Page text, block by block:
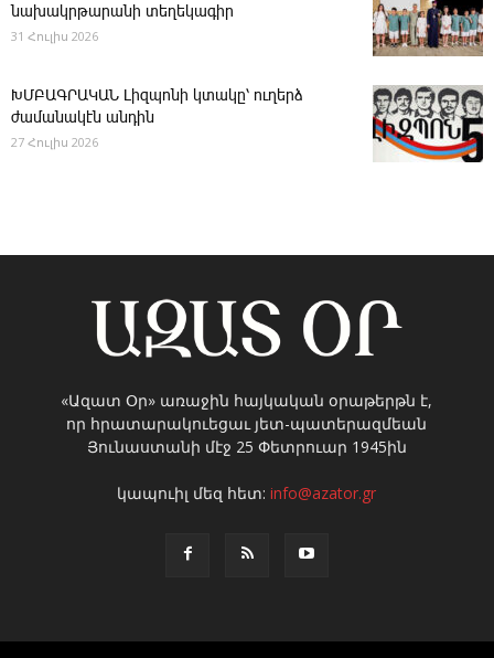
նախակրթարանի տեղեկագիր
31 Հուլիս 2026
ԽՄԲԱԳՐԱԿԱՆ ­Լիզպոնի կտակը՝ ուղերձ
ժամանակէն անդին
27 Հուլիս 2026
«Ազատ Օր» առաջին հայկական օրաթերթն է,
որ հրատարակուեցաւ յետ-պատերազմեան
Յունաստանի մէջ 25 Փետրուար 1945ին
կապուիլ մեզ հետ:info@azator.gr